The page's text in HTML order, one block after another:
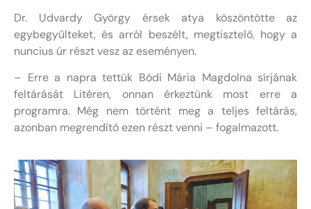
Dr. Udvardy György érsek atya köszöntötte az
egybegyűlteket, és arról beszélt, megtisztelő, hogy a
nuncius úr részt vesz az eseményen.
– Erre a napra tettük Bódi Mária Magdolna sírjának
feltárását Litéren, onnan érkeztünk most erre a
programra. Még nem történt meg a teljes feltárás,
azonban megrendítő ezen részt venni – fogalmazott.